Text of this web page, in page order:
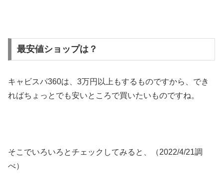
最安値ショップは？
キャビスパ360は、3万円以上もするものですから、でき
ればちょっとでも安いところで買いたいものですね。
そこでいろいろとチェックしてみると、（2022/4/21調
べ）